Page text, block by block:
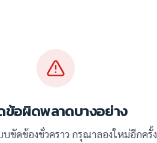
ข้อผิดพลาดบางอย่าง
ขัดข้องชั่วคราว กรุณาลองใหม่อีกครั้ง